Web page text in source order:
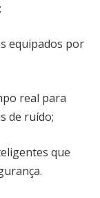
equipados por
real para
de ruído;
que